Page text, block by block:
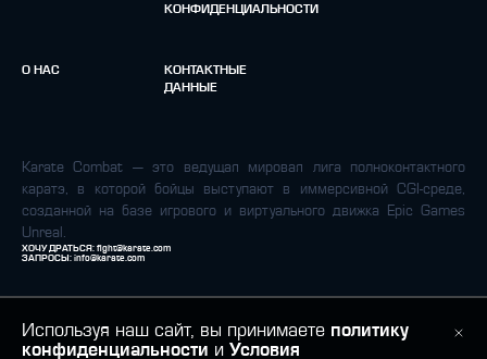
Используя наш сайт, вы принимаете политику
конфиденциальности и Условия
О НАС
КОНФИДЕНЦИАЛЬНОСТИ
КОНТАКТНЫЕ
ДАННЫЕ
Karate Combat — это ведущая мировая лига полноконтактного
каратэ, в которой бойцы выступают в иммерсивной CGI-среде,
созданной на базе игрового и виртуального движка Epic Games
Unreal.
ХОЧУ ДРАТЬСЯ: fight@karate.com
ЗАПРОСЫ: info@karate.com